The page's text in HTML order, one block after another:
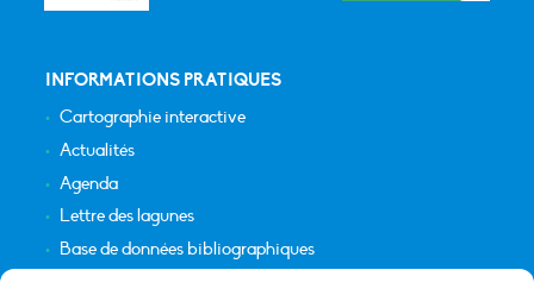
INFORMATIONS PRATIQUES
Cartographie interactive
Actualités
Agenda
Lettre des lagunes
Base de données bibliographiques